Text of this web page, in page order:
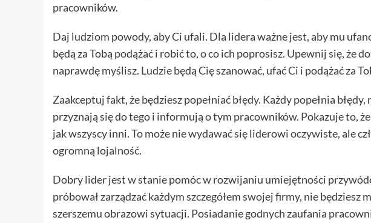
pracowników.
Daj ludziom powody, aby Ci ufali. Dla lidera ważne jest, aby mu
będą za Tobą podążać i robić to, o co ich poprosisz. Upewnij się, że
naprawdę myślisz. Ludzie będą Cię szanować, ufać Ci i podążać za
Zaakceptuj fakt, że będziesz popełniać błędy. Każdy popełnia
przyznają się do tego i informują o tym pracowników. Pokazuje to,
jak wszyscy inni. To może nie wydawać się liderowi oczywiste, ale
ogromną lojalność.
Dobry lider jest w stanie pomóc w rozwijaniu umiejętności
próbował zarządzać każdym szczegółem swojej firmy, nie będziesz
szerszemu obrazowi sytuacji. Posiadanie godnych zaufania